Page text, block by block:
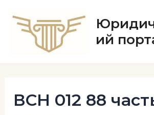
содержимому
ий
ВСН 012 88